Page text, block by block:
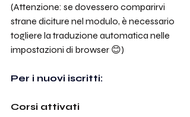
(Attenzione: se dovessero comparirvi
strane diciture nel modulo, è necessario
togliere la traduzione automatica nelle
impostazioni di browser 😊)
Per i nuovi iscritti:
Corsi attivati